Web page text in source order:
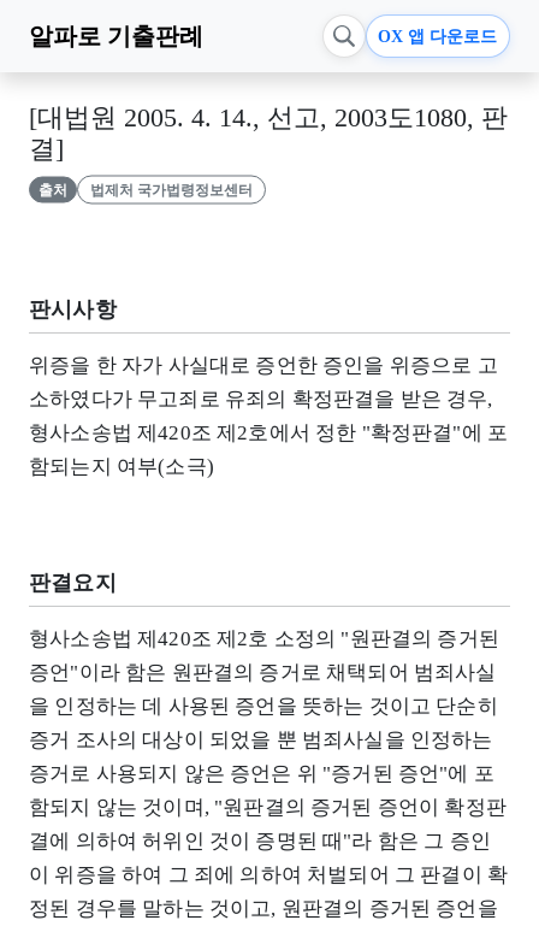
알파로 기출판례 OX 앱 다운로드
[대법원 2005. 4. 14., 선고, 2003도1080, 판
결]
출처 법제처 국가법령정보센터
판시사항
위증을 한 자가 사실대로 증언한 증인을 위증으로 고
소하였다가 무고죄로 유죄의 확정판결을 받은 경우,
형사소송법 제420조 제2호에서 정한 "확정판결"에 포
함되는지 여부(소극)
판결요지
형사소송법 제420조 제2호 소정의 "원판결의 증거된
증언"이라 함은 원판결의 증거로 채택되어 범죄사실
을 인정하는 데 사용된 증언을 뜻하는 것이고 단순히
증거 조사의 대상이 되었을 뿐 범죄사실을 인정하는
증거로 사용되지 않은 증언은 위 "증거된 증언"에 포
함되지 않는 것이며, "원판결의 증거된 증언이 확정판
결에 의하여 허위인 것이 증명된 때"라 함은 그 증인
이 위증을 하여 그 죄에 의하여 처벌되어 그 판결이 확
정된 경우를 말하는 것이고, 원판결의 증거된 증언을